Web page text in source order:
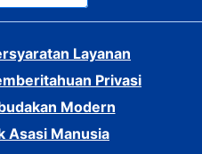
Layanan
Privasi
Modern
Asasi Manusia